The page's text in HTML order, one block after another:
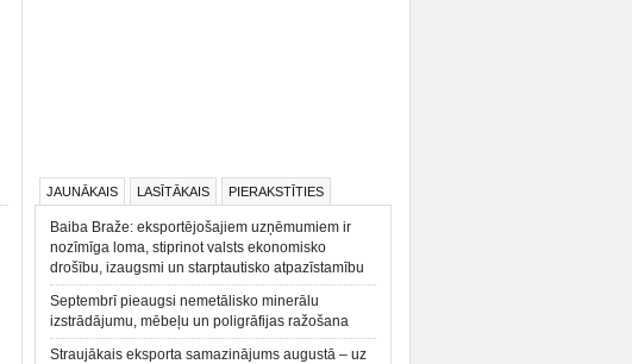
JAUNĀKAIS LASĪTĀKAIS PIERAKSTĪTIES
Baiba Braže: eksportējošajiem uzņēmumiem ir
nozīmīga loma, stiprinot valsts ekonomisko
drošību, izaugsmi un starptautisko atpazīstamību
Septembrī pieaugsi nemetālisko minerālu
izstrādājumu, mēbeļu un poligrāfijas ražošana
Straujākais eksporta samazinājums augustā – uz